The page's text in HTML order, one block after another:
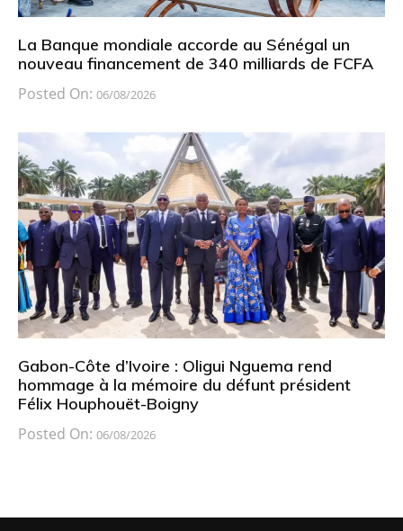
La Banque mondiale accorde au Sénégal un
nouveau financement de 340 milliards de FCFA
Posted On: 06/08/2026
Gabon-Côte d’Ivoire : Oligui Nguema rend
hommage à la mémoire du défunt président
Félix Houphouët-Boigny
Posted On: 06/08/2026